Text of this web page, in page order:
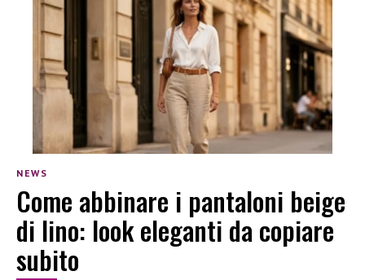
NEWS
Come abbinare i pantaloni beige
di lino: look eleganti da copiare
subito